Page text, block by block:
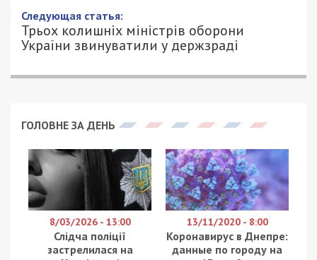
Следующая статья:
Трьох колишніх міністрів оборони
України звинуватили у держзраді
ГОЛОВНЕ ЗА ДЕНЬ
8/03/2026 - 13:00
Слідча поліції
застрелилася на
13/11/2020 - 8:00
Коронавирус в Днепре:
данные по городу на